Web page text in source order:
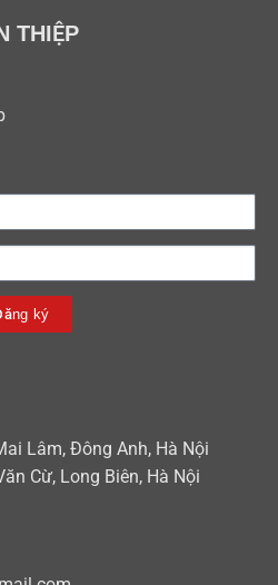
THIỆP
ký
Lâm, Đông Anh, Hà Nội
Cừ, Long Biên, Hà Nội